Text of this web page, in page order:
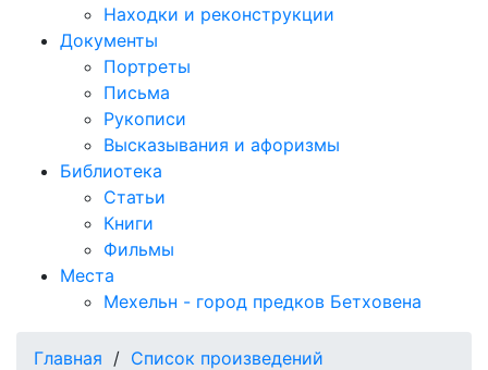
Находки и реконструкции
Документы
Портреты
Письма
Рукописи
Высказывания и афоризмы
Библиотека
Статьи
Книги
Фильмы
Места
Мехельн - город предков Бетховена
Главная / Список произведений